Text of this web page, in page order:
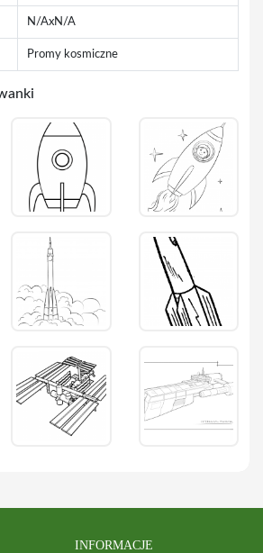
N/AxN/A
Promy kosmiczne
INFORMACJE